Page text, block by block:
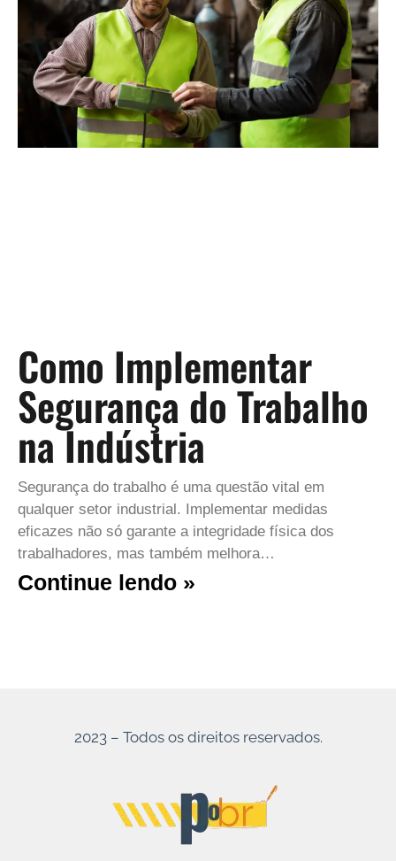
Como Implementar
Segurança do Trabalho
na Indústria
Segurança do trabalho é uma questão vital em
qualquer setor industrial. Implementar medidas
eficazes não só garante a integridade física dos
trabalhadores, mas também melhora…
Continue lendo »
2023 – Todos os direitos reservados.